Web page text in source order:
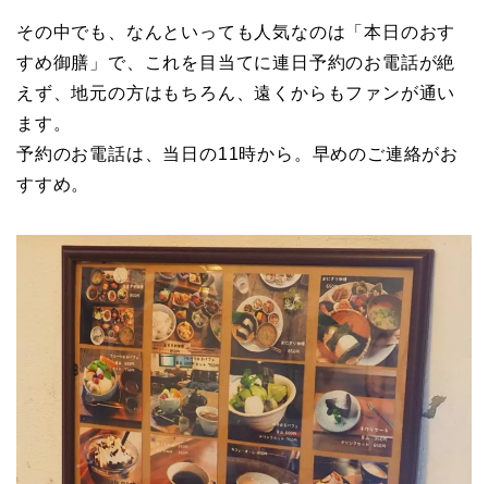
その中でも、なんといっても人気なのは「本日のおす
すめ御膳」で、これを目当てに連日予約のお電話が絶
えず、地元の方はもちろん、遠くからもファンが通い
ます。
予約のお電話は、当日の11時から。早めのご連絡がお
すすめ。